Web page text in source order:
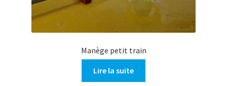
Manège petit train
Lire la suite